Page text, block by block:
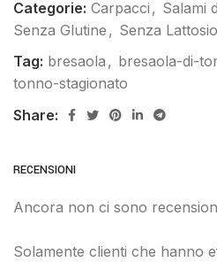
Categorie: Carpacci , Salami
Senza Glutine , Senza Lattosio
Tag: bresaola , bresaola-di-
tonno-stagionato
Share:
RECENSIONI
Ancora non ci sono
Solamente clienti che hanno